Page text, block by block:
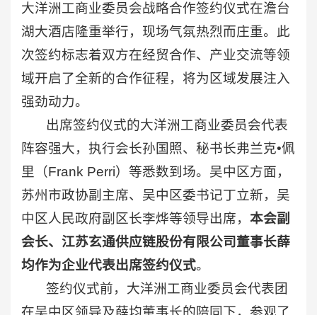
大洋洲工商业委员会战略合作签约仪式在澹台
湖大酒店隆重举行，现场气氛热烈而庄重。此
次签约标志着双方在经贸合作、产业交流等领
域开启了全新的合作征程，将为区域发展注入
强劲动力。
出席签约仪式的大洋洲工商业委员会代表
阵容强大，执行会长孙国照、秘书长弗兰克•佩
里（Frank Perri）等悉数到场。吴中区方面，
苏州市政协副主席、吴中区委书记丁立新，吴
中区人民政府副区长李烨等领导出席， 本会副
会长、江苏玄通供应链股份有限公司董事长薛
均作为企业代表出席签约仪式。
签约仪式前，大洋洲工商业委员会代表团
在吴中区领导及薛均董事长的陪同下，参观了